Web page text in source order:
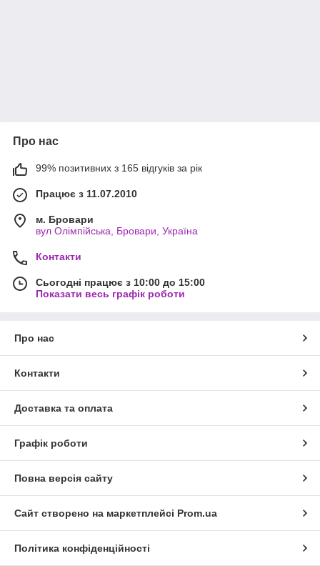
Про нас
99% позитивних з 165 відгуків за рік
Працює з 11.07.2010
м. Бровари
вул Олімпійська, Бровари, Україна
Контакти
Сьогодні працює з 10:00 до 15:00
Показати весь графік роботи
Про нас
Контакти
Доставка та оплата
Графік роботи
Повна версія сайту
Сайт створено на маркетплейсі Prom.ua
Політика конфіденційності